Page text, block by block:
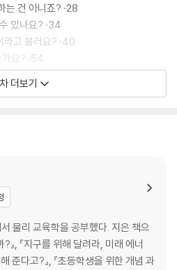
는 건 아니죠? ·28
있나요? ·34
라고 불러요? ·40
요? ·54
꿀까?
필요가 있을까요? ·67
을까요? ·77
쓰면 안 되나요? ·84
더보기
물리 교육학을 공부했다. 지은 책으
』, 『지구를 위해 달려라, 미래 에너
준다고?』, 『초등학생을 위한 개념 과